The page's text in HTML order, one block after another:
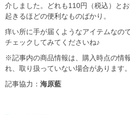
介しました。どれも110円（税込）と
起きるほどの便利なものばかり。
痒い所に手が届くようなアイテムなの
チェックしてみてくださいね♪
※記事内の商品情報は、購入時点の情
れ、取り扱っていない場合があります。
記事協力： 海原藍